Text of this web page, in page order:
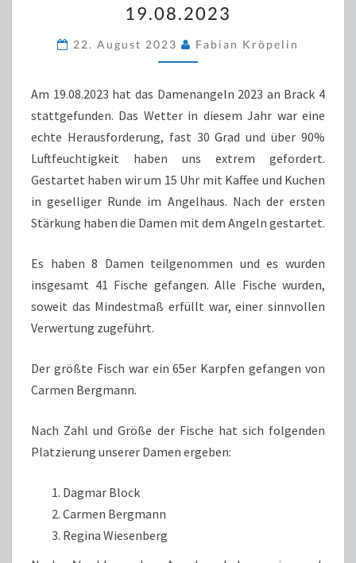
DAMENANGELN
19.08.2023
19.08.2023
22. August 2023 Fabian Kröpelin
Am 19.08.2023 hat das Damenangeln 2023 an Brack 4
stattgefunden. Das Wetter in diesem Jahr war eine
echte Herausforderung, fast 30 Grad und über 90%
Luftfeuchtigkeit haben uns extrem gefordert.
Gestartet haben wir um 15 Uhr mit Kaffee und Kuchen
in geselliger Runde im Angelhaus. Nach der ersten
Stärkung haben die Damen mit dem Angeln gestartet.
Es haben 8 Damen teilgenommen und es wurden
insgesamt 41 Fische gefangen. Alle Fische wurden,
soweit das Mindestmaß erfüllt war, einer sinnvollen
Verwertung zugeführt.
Der größte Fisch war ein 65er Karpfen gefangen von
Carmen Bergmann.
Nach Zahl und Größe der Fische hat sich folgenden
Platzierung unserer Damen ergeben:
Dagmar Block
Carmen Bergmann
Regina Wiesenberg